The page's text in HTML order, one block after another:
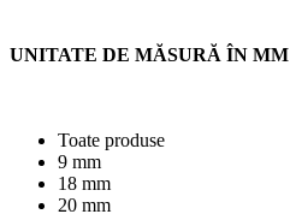
UNITATE DE MĂSURĂ ÎN MM
Toate produse
9 mm
18 mm
20 mm